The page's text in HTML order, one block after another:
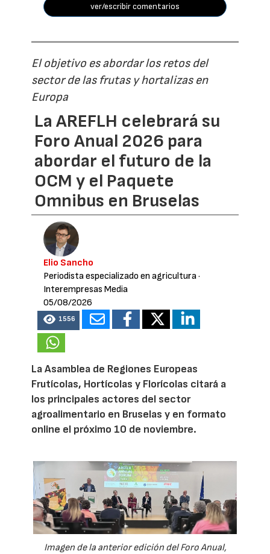
ver/escribir comentarios
El objetivo es abordar los retos del
sector de las frutas y hortalizas en
Europa
La AREFLH celebrará su
Foro Anual 2026 para
abordar el futuro de la
OCM y el Paquete
Omnibus en Bruselas
Elio Sancho
Periodista especializado en agricultura·
Interempresas Media
05/08/2026
1556
La Asamblea de Regiones Europeas
Frutícolas, Hortícolas y Florícolas citará a
los principales actores del sector
agroalimentario en Bruselas y en formato
online el próximo 10 de noviembre.
Imagen de la anterior edición del Foro Anual,